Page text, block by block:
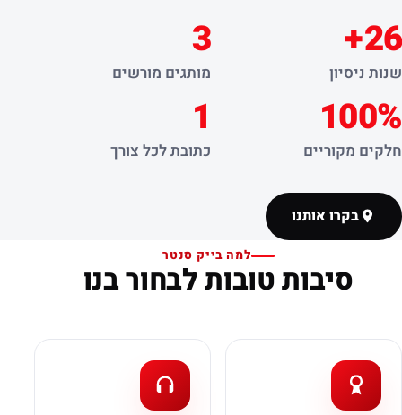
26+
שנות ניסיון
3
מותגים מורשים
100%
חלקים מקוריים
1
כתובת לכל צורך
בקרו אותנו
למה בייק סנטר
סיבות טובות לבחור בנו